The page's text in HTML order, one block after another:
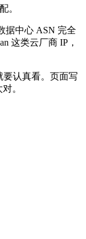
。
据中心 ASN 完全
这类云厂商 IP，
要认真看。页面写
。